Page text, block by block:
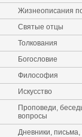
Жизнеописания
Святые отцы
Толкования
Богословие
Философия
Искусство
Проповеди,
вопросы
Дневники,